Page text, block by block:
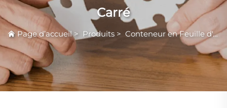
Carré
Page d’accueil> Produits > Conteneur en Feuille d'Aluminium Courante avec Rides